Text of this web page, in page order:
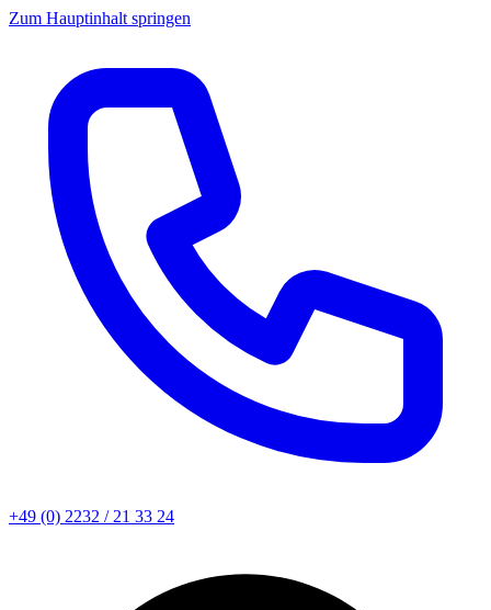
Zum Hauptinhalt springen
+49 (0) 2232 / 21 33 24